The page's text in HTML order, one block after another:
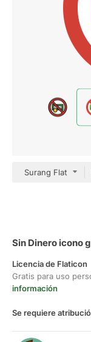
Surang Flat
Sin Dinero icono
Licencia de Flaticon
Gratis para uso
información
Se requiere